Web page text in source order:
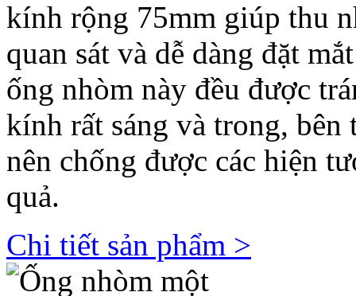
kính rộng 75mm giúp thu
quan sát và dễ dàng đặt
ống nhòm này đều được
kính rất sáng và trong,
nên chống được các hiện
quả.
Chi tiết sản phẩm >